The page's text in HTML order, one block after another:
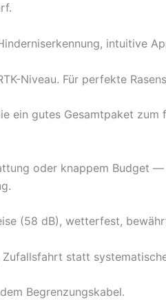
intuitive
Niveau. Für perfekte
ein gutes Gesamtpaket zum
oder knappem Budget
(58 dB), wetterfest,
statt
Begrenzungskabel.